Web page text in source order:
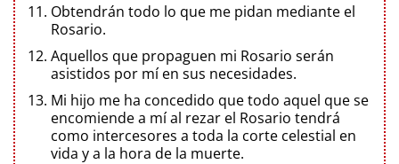
Obtendrán todo lo que me pidan mediante el
Rosario.
Aquellos que propaguen mi Rosario serán
asistidos por mí en sus necesidades.
Mi hijo me ha concedido que todo aquel que se
encomiende a mí al rezar el Rosario tendrá
como intercesores a toda la corte celestial en
vida y a la hora de la muerte.